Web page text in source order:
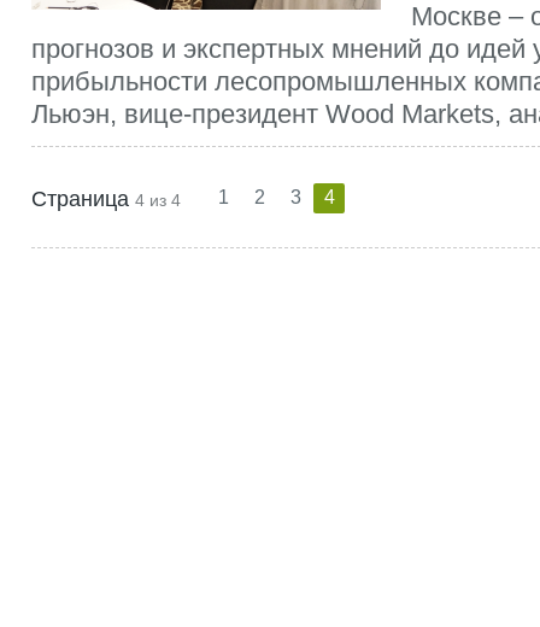
Москве –
прогнозов и экспертных мнений до идей
прибыльности лесопромышленных
Льюэн, вице-президент Wood Markets,
Страница 4 из 4 1 2 3 4